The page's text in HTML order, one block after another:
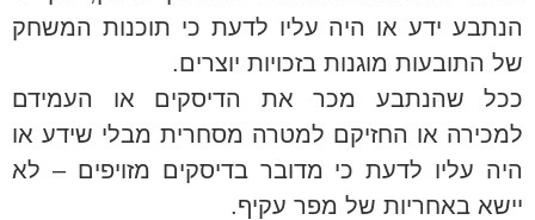
הנתבע ידע או היה עליו לדעת כי תוכנות המשחק
של התובעות מוגנות בזכויות יוצרים.
ככל שהנתבע מכר את הדיסקים או העמידם
למכירה או החזיקם למטרה מסחרית מבלי שידע או
היה עליו לדעת כי מדובר בדיסקים מזויפים – לא
יישא באחריות של מפר עקיף.